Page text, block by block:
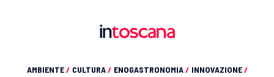
AMBIENTE/ CULTURA/ ENOGASTRONOMIA/ INNOVAZIONE/